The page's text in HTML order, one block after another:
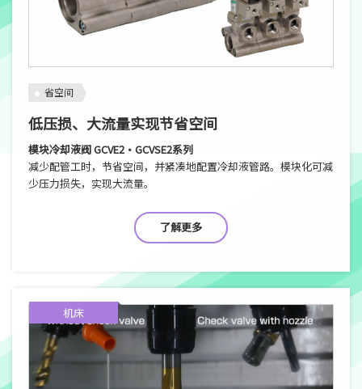
省空间
低压损、大流量实现节省空间
模块冷却液阀 GCVE2・GCVSE2系列
减少配管工时，节省空间，并紧凑地配置冷却液管路。模块化可减
少压力损失，实现大流量。
了解更多
机床